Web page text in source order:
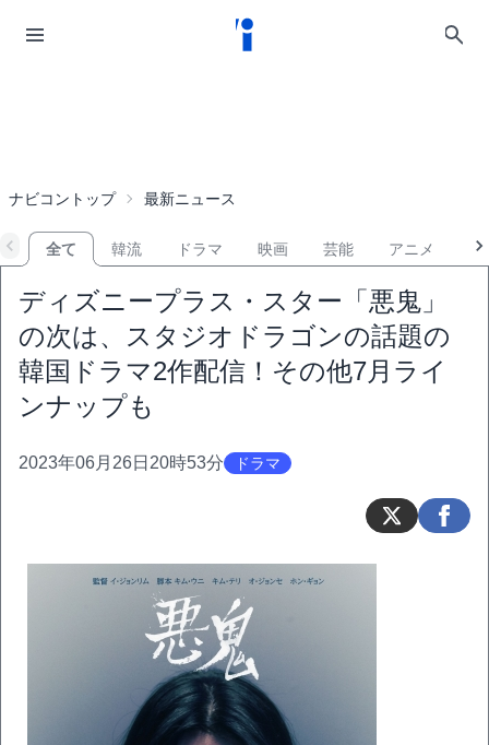
ナビコントップ 最新ニュース
全て 韓流 ドラマ 映画 芸能 アニメ
ディズニープラス・スター「悪鬼」
の次は、スタジオドラゴンの話題の
韓国ドラマ2作配信！その他7月ライ
ンナップも
2023年06月26日20時53分 ドラマ